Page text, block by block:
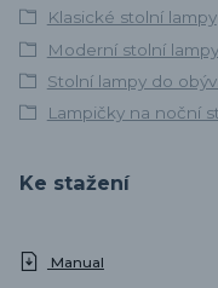
Klasické stolní lampy
Moderní stolní lampy
Stolní lampy do
Lampičky na noční
Ke stažení
Manual